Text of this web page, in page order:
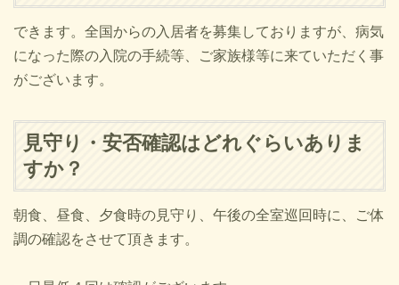
できます。全国からの入居者を募集しておりますが、病気
になった際の入院の手続等、ご家族様等に来ていただく事
がございます。
見守り・安否確認はどれぐらいありま
すか？
朝食、昼食、夕食時の見守り、午後の全室巡回時に、ご体
調の確認をさせて頂きます。